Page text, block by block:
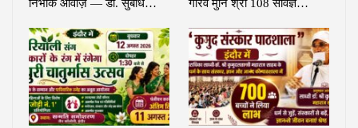
निर्भीक आवाज़ — डॉ. सुबोध… गौरव मुनि श्री 108 सविज्ञ…